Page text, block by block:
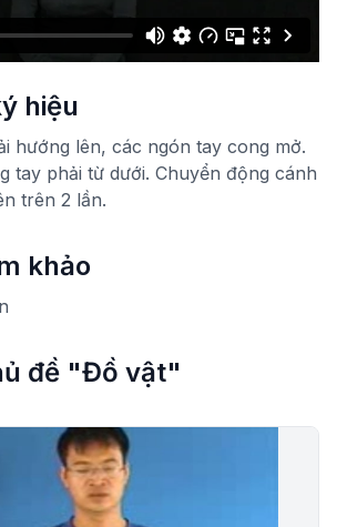
hiệu
hướng lên, các ngón tay cong mở.
tay phải từ dưới. Chuyển động cánh
trên 2 lần.
khảo
đề "Đồ vật"